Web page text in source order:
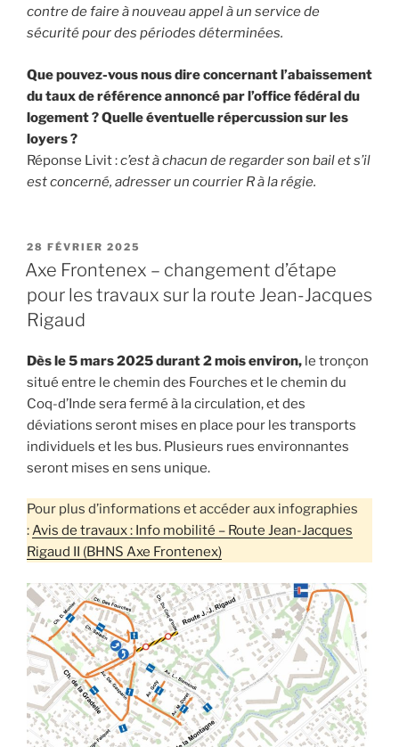
contre de faire à nouveau appel à un service de
sécurité pour des périodes déterminées.
Que pouvez-vous nous dire concernant l’abaissement
du taux de référence annoncé par l’office fédéral du
logement ? Quelle éventuelle répercussion sur les
loyers ?
Réponse Livit :c’est à chacun de regarder son bail et s’il
est concerné, adresser un courrier R à la régie.
PUBLIÉ
LE
28 FÉVRIER 2025
Axe Frontenex – changement d’étape
pour les travaux sur la route Jean-Jacques
Rigaud
Dès le 5 mars 2025 durant 2 mois environ, le tronçon
situé entre le chemin des Fourches et le chemin du
Coq-d’Inde sera fermé à la circulation, et des
déviations seront mises en place pour les transports
individuels et les bus. Plusieurs rues environnantes
seront mises en sens unique.
Pour plus d’informations et accéder aux infographies
:Avis de travaux : Info mobilité – Route Jean-Jacques
Rigaud II (BHNS Axe Frontenex)